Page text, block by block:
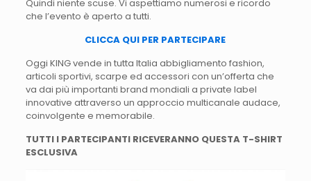
Quindi niente scuse. Vi aspettiamo numerosi e ricordo
che l’evento è aperto a tutti.
CLICCA QUI PER PARTECIPARE
Oggi KING vende in tutta Italia abbigliamento fashion,
articoli sportivi, scarpe ed accessori con un’offerta che
va dai più importanti brand mondiali a private label
innovative attraverso un approccio multicanale audace,
coinvolgente e memorabile.
TUTTI I PARTECIPANTI RICEVERANNO QUESTA T-SHIRT
ESCLUSIVA